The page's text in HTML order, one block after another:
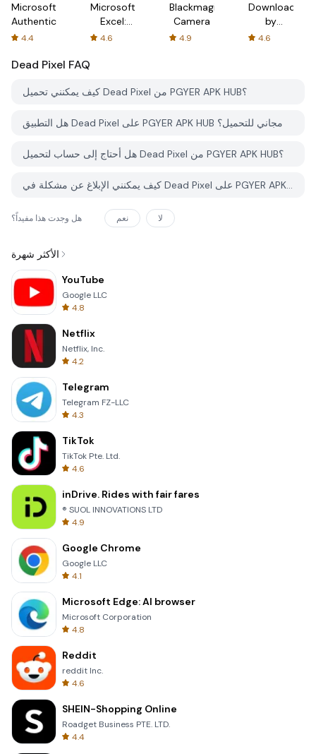
Microsoft
Authenticator
4.4
Microsoft
Excel:
Spreadsheets
4.6
Blackmagic
Camera
4.9
Downloader
by
AFTVnews
4.6
Dead Pixel FAQ
كيف يمكنني تحميل Dead Pixel من PGYER APK HUB؟
هل التطبيق Dead Pixel على PGYER APK HUB مجاني للتحميل؟
هل أحتاج إلى حساب لتحميل Dead Pixel من PGYER APK HUB؟
كيف يمكنني الإبلاغ عن مشكلة في Dead Pixel على PGYER APK HUB؟
هل وجدت هذا مفيداً؟ نعم لا
الأكثر شهرة
YouTube
Google LLC
4.8
Netflix
Netflix, Inc.
4.2
Telegram
Telegram FZ-LLC
4.3
TikTok
TikTok Pte. Ltd.
4.6
inDrive. Rides with fair fares
® SUOL INNOVATIONS LTD
4.9
Google Chrome
Google LLC
4.1
Microsoft Edge: AI browser
Microsoft Corporation
4.8
Reddit
reddit Inc.
4.6
SHEIN-Shopping Online
Roadget Business PTE. LTD.
4.4